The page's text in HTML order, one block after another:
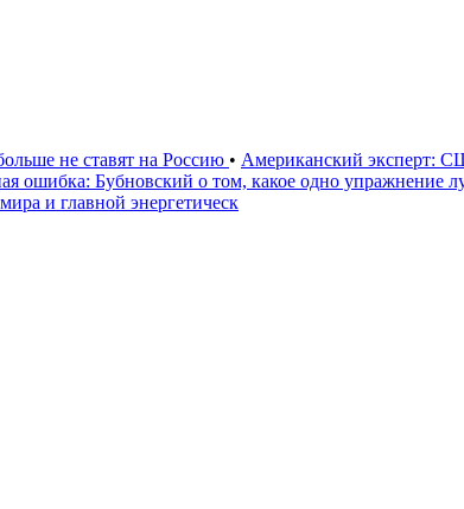
не ставят на Россию • Американский эксперт:
ошибка: Бубновский о том, какое одно упражнение
и главной энергетическ